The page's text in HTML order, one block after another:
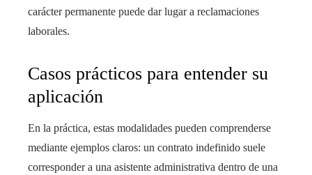
carácter permanente puede dar lugar a reclamaciones
laborales.
Casos prácticos para entender su
aplicación
En la práctica, estas modalidades pueden comprenderse
mediante ejemplos claros: un contrato indefinido suele
corresponder a una asistente administrativa dentro de una